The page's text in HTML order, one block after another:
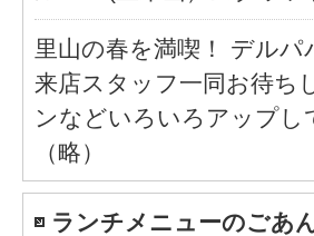
里山の春を満喫！ デル
来店スタッフ一同お待
ンなどいろいろアップ
（略）
ランチメニューのごあ